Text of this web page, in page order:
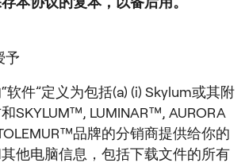
予
软件”定义为包括(a) (i) Skylum或其附
SKYLUM™, LUMINAR™, AURORA
品牌的分销商提供给你的
他电脑信息，包括下载文件的所有